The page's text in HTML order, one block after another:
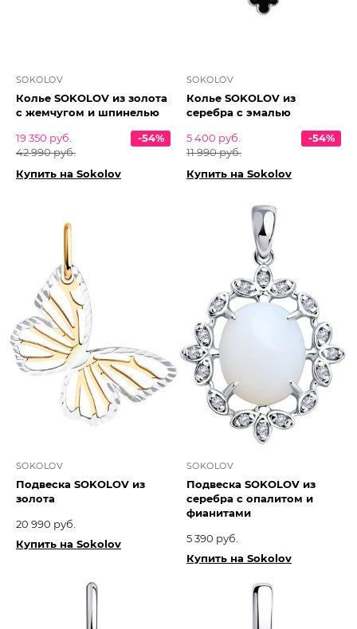
SOKOLOV
Колье SOKOLOV из золота
с жемчугом и шпинелью
19 350 руб.
42 990 руб.
-54%
Купить на Sokolov
SOKOLOV
Колье SOKOLOV из
серебра с эмалью
5 400 руб.
11 990 руб.
-54%
Купить на Sokolov
SOKOLOV
Подвеска SOKOLOV из
золота
20 990 руб.
Купить на Sokolov
SOKOLOV
Подвеска SOKOLOV из
серебра с опалитом и
фианитами
5 390 руб.
Купить на Sokolov